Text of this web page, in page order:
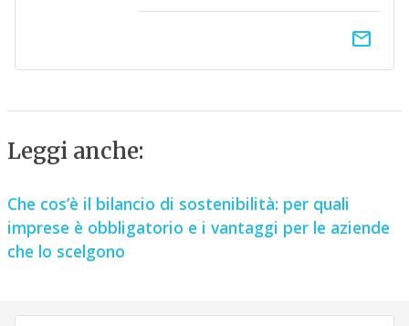
email
Leggi anche:
Che cos’è il bilancio di sostenibilità: per quali
imprese è obbligatorio e i vantaggi per le aziende
che lo scelgono